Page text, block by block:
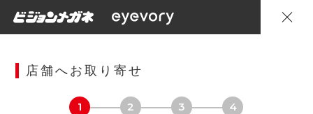
店舗へお取り寄せ
1 2 3 4